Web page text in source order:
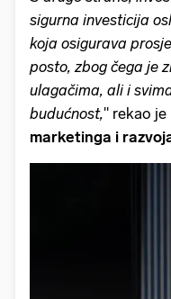
sigurna investicija
koja osigurava
posto, zbog čega je
ulagačima, ali i
budućnost,'' rekao je
marketinga i